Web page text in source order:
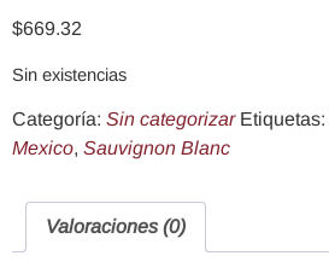
$669.32
Sin existencias
Categoría: Sin categorizar Etiquetas:
Mexico, Sauvignon Blanc
Valoraciones (0)